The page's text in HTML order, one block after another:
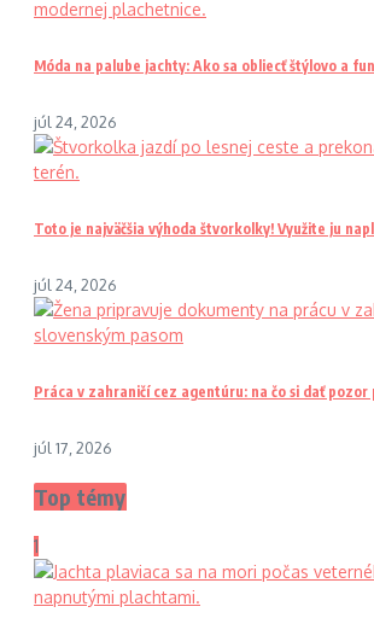
Móda na palube jachty: Ako sa obliecť štýlovo a
júl 24, 2026
Toto je najväčšia výhoda štvorkolky! Využite ju
júl 24, 2026
Práca v zahraničí cez agentúru: na čo si dať pozor
júl 17, 2026
Top témy
1